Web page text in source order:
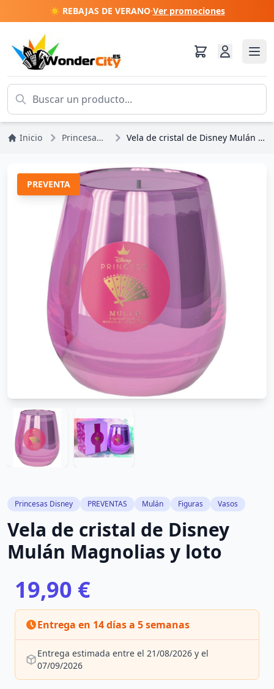
☀️ REBAJAS DE VERANO·Ver promociones
Inicio Princesas Disney Vela de cristal de Disney Mulán Magnolias y loto
PREVENTA
Princesas Disney PREVENTAS Mulán Figuras Vasos
Vela de cristal de Disney
Mulán Magnolias y loto
19,90 €
Entrega en 14 días a 5 semanas
Entrega estimada entre el 21/08/2026 y el
07/09/2026